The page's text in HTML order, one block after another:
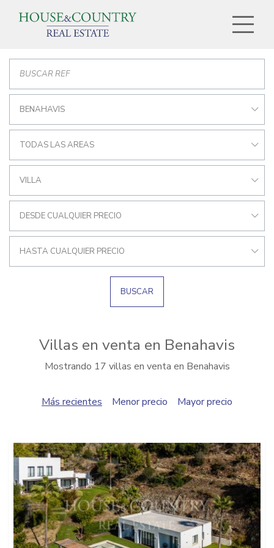
BENAHAVIS
TODAS LAS AREAS
VILLA
DESDE CUALQUIER PRECIO
HASTA CUALQUIER PRECIO
BUSCAR
Villas en venta en Benahavis
Mostrando 17 villas en venta en Benahavis
Más recientes Menor precio Mayor precio